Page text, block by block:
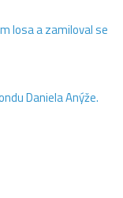
losa a zamiloval se
Daniela Anýže.